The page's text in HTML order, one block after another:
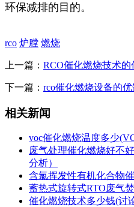
环保减排的目的。
rco 炉膛 燃烧
上一篇： RCO催化燃烧技术
下一篇： rco催化燃烧设备的
相关新闻
voc催化燃烧温度多少
废气处理催化燃烧好不
分析）
含氯挥发性有机化合物
蓄热式旋转式RTO废气
催化燃烧技术多少钱(讨